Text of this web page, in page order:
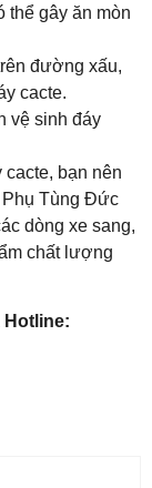
thể gây ăn mòn
đường xấu,
cacte.
vệ sinh đáy
bạn nên
Phụ Tùng Đức
dòng xe sang,
chất lượng
Hotline: